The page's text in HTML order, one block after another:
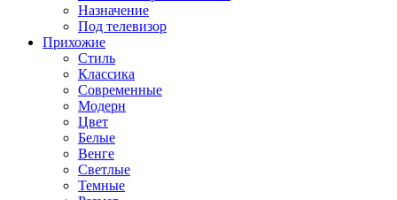
Назначение
Под телевизор
Прихожие
Стиль
Классика
Современные
Модерн
Цвет
Белые
Венге
Светлые
Темные